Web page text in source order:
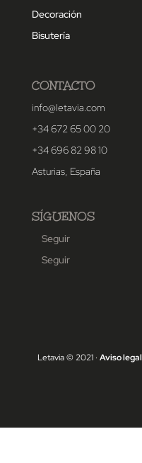
Decoración
Bisutería
CONTACTO
info@letavia.com
+34 672 65 00 20
+34 696 82 98 10
Asturias, España
SÍGUENOS
Seguir
Seguir
Letavia © 2021 ·Aviso legal